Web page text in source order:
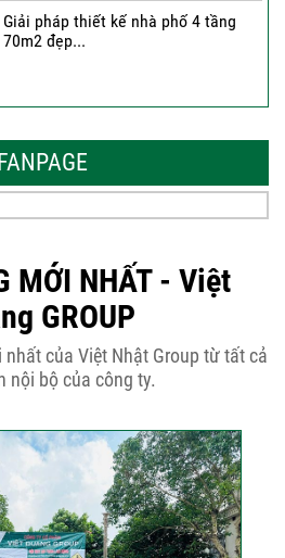
Giải pháp thiết kế nhà phố 4 tầng
70m2 đẹp...
đẹp, sang...
50m2...
Những điều cần biết khi thiết kế nhà
phố 5...
Cập nhật xu thế thiết kế nhà phố 5
tầng...
FANPAGE
MỚI NHẤT - Việt
GROUP
của Việt Nhật Group từ tất cả
nội bộ của công ty.